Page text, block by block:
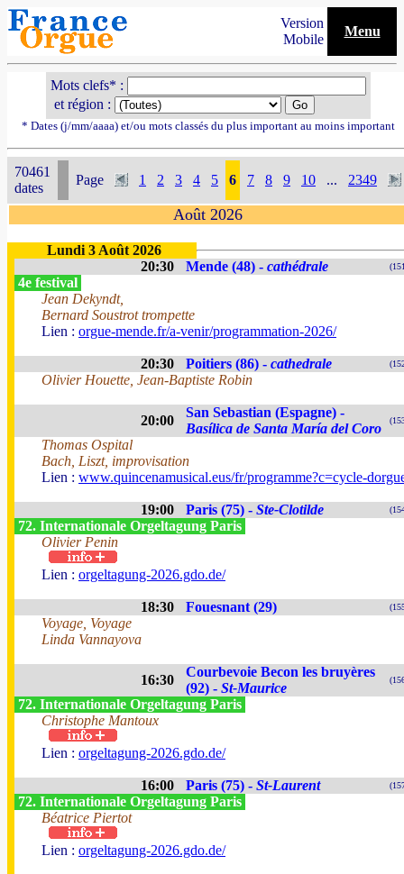
Version
Mobile
Menu
Mots clefs* :
et région :
* Dates (j/mm/aaaa) et/ou mots classés du plus important au moins important
70461
dates
Page 1 2 3 4 5 6 7 8 9 10 ... 2349
Août 2026
Lundi 3 Août 2026
20:30
Mende (48) - cathédrale
4e festival
Jean Dekyndt,
Bernard Soustrot trompette
Lien : orgue-mende.fr/a-venir/programmation-2026/
20:30 Poitiers (86) - cathedrale
Olivier Houette, Jean-Baptiste Robin
20:00
San Sebastian (Espagne) -
Basílica de Santa María del Coro
Thomas Ospital
Bach, Liszt, improvisation
Lien : www.quincenamusical.eus/fr/programme?c=cycle-
19:00 Paris (75) - Ste-Clotilde
72. Internationale Orgeltagung Paris
Olivier Penin
Lien : orgeltagung-2026.gdo.de/
18:30 Fouesnant (29)
Voyage, Voyage
Linda Vannayova
16:30
Courbevoie Becon les bruyères
(92) - St-Maurice
72. Internationale Orgeltagung Paris
Christophe Mantoux
Lien : orgeltagung-2026.gdo.de/
16:00 Paris (75) - St-Laurent
72. Internationale Orgeltagung Paris
Béatrice Piertot
Lien : orgeltagung-2026.gdo.de/